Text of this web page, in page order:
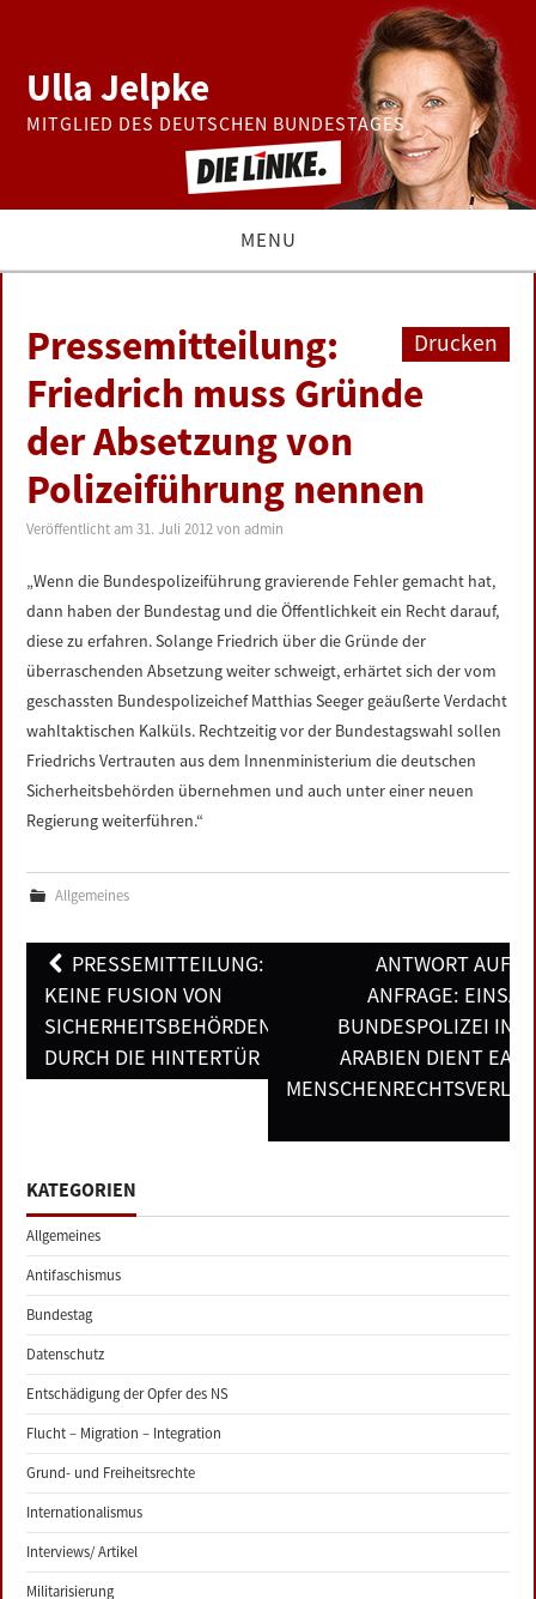
Ulla Jelpke
MITGLIED DES DEUTSCHEN BUNDESTAGES
MENU
BUNDESTAG
PRESSE
ZUR PERSON
DATENSCHUTZERKLÄRUNG
Drucken
Pressemitteilung:
Friedrich muss Gründe
der Absetzung von
Polizeiführung nennen
Veröffentlicht am31. Juli 2012 vonadmin
„Wenn die Bundespolizeiführung gravierende Fehler gemacht hat,
dann haben der Bundestag und die Öffentlichkeit ein Recht darauf,
diese zu erfahren. Solange Friedrich über die Gründe der
überraschenden Absetzung weiter schweigt, erhärtet sich der vom
geschassten Bundespolizeichef Matthias Seeger geäußerte Verdacht
wahltaktischen Kalküls. Rechtzeitig vor der Bundestagswahl sollen
Friedrichs Vertrauten aus dem Innenministerium die deutschen
Sicherheitsbehörden übernehmen und auch unter einer neuen
Regierung weiterführen.“
Allgemeines
Post
navigation
PRESSEMITTEILUNG:
KEINE FUSION VON
SICHERHEITSBEHÖRDEN
DURCH DIE HINTERTÜR
ANTWORT AUF
ANFRAGE:
BUNDESPOLIZEI IN
ARABIEN DIENT
KATEGORIEN
Allgemeines
Antifaschismus
Bundestag
Datenschutz
Entschädigung der Opfer des NS
Flucht – Migration – Integration
Grund- und Freiheitsrechte
Internationalismus
Interviews/ Artikel
Militarisierung